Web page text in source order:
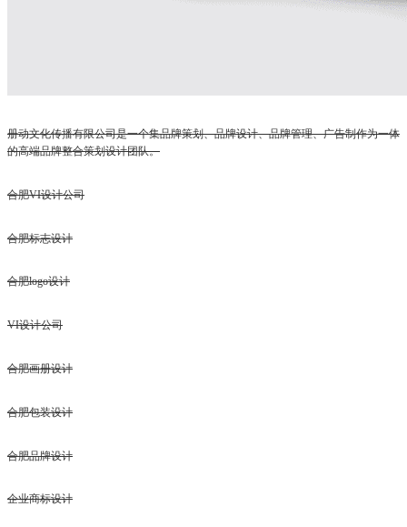
册动文化传播有限公司是一个集品牌策划、品牌设计、品牌管理、广告制作为一体
的高端品牌整合策划设计团队。
合肥VI设计公司
合肥标志设计
合肥logo设计
VI设计公司
合肥画册设计
合肥包装设计
合肥品牌设计
企业商标设计